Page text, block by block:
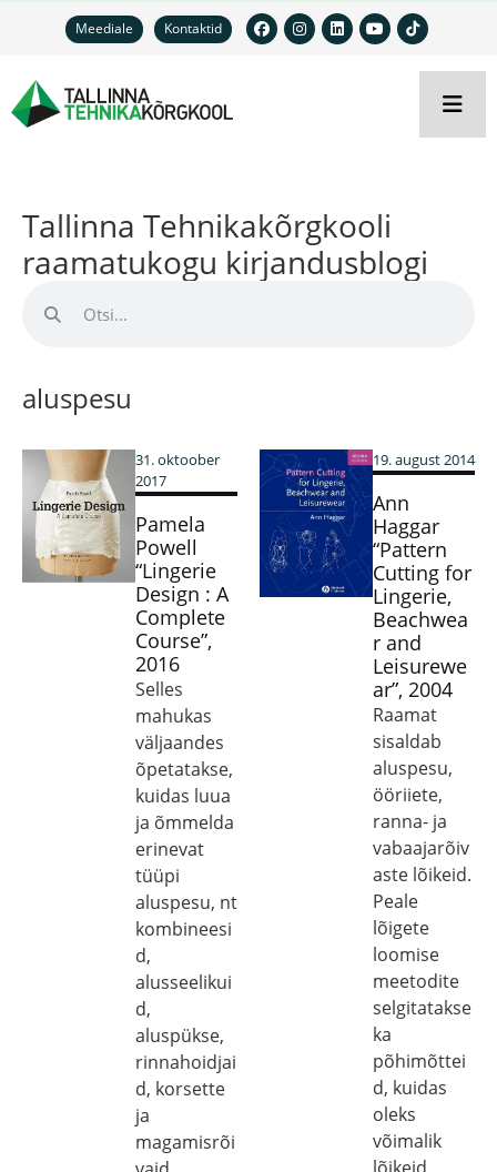
Meediale Kontaktid
Tallinna Tehnikakõrgkooli
raamatukogu kirjandusblogi
aluspesu
31. oktoober
2017
Pamela
Powell
“Lingerie
Design : A
Complete
Course”,
2016
Selles
mahukas
väljaandes
õpetatakse,
kuidas luua
ja õmmelda
erinevat
tüüpi
aluspesu, nt
kombineesi
d,
alusseelikui
d,
aluspükse,
rinnahoidjai
d, korsette
ja
magamisrõi
19. august 2014
Ann
Haggar
“Pattern
Cutting for
Lingerie,
Beachwea
r and
Leisurewe
ar”, 2004
Raamat
sisaldab
aluspesu,
ööriiete,
ranna- ja
vabaajarõiv
aste lõikeid.
Peale
lõigete
loomise
meetodite
selgitatakse
ka
põhimõttei
d, kuidas
oleks
võimalik